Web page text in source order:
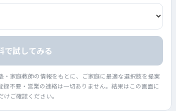
で試してみる
家庭教師の情報をもとに、ご家庭に最適な選択肢を提案
不要・営業の連絡は一切ありません。結果はこの画面に
ご確認ください。